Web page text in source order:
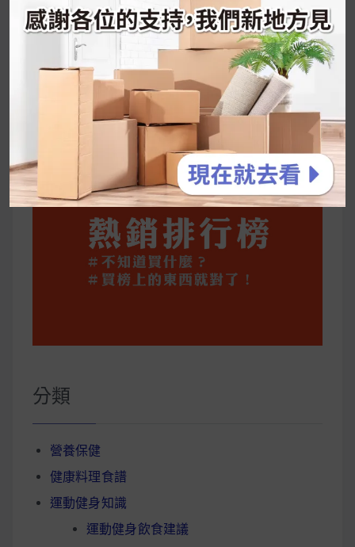
2026 過年禮盒推薦｜五款百元健康伴手禮
停用猛健樂後會反彈嗎？作用解析＋停藥後體重
維持全攻略
公主營養師：飲食改變也是能快樂執行的！6 個
你一定要知道的技巧
分類
營養保健
健康料理食譜
運動健身知識
運動健身飲食建議